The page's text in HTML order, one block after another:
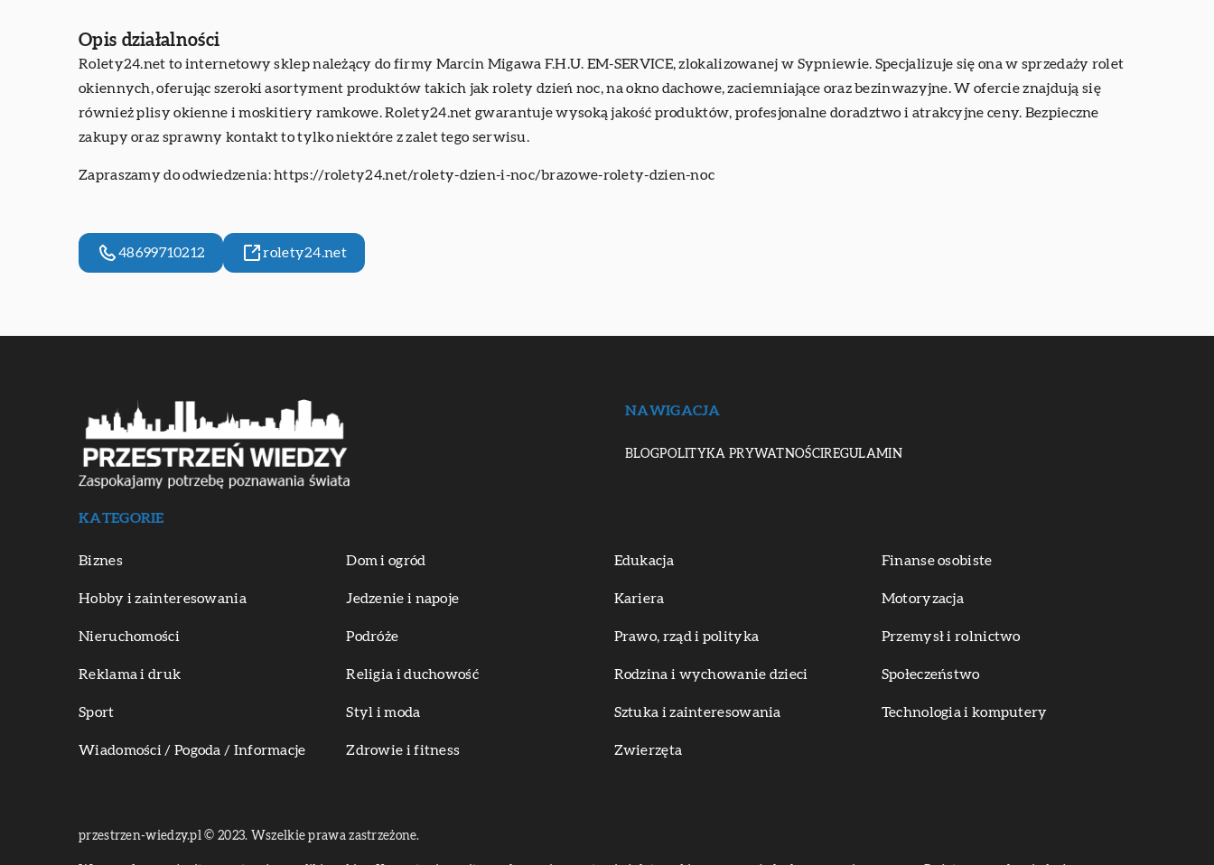
Opis działalności
Rolety24.net to internetowy sklep należący do firmy Marcin Migawa F.H.U. EM-SERVICE, zlokalizowanej w Sypniewie. Specjalizuje się ona w sprzedaży rolet
okiennych, oferując szeroki asortyment produktów takich jak rolety dzień noc, na okno dachowe, zaciemniające oraz bezinwazyjne. W ofercie znajdują się
również plisy okienne i moskitiery ramkowe. Rolety24.net gwarantuje wysoką jakość produktów, profesjonalne doradztwo i atrakcyjne ceny. Bezpieczne
zakupy oraz sprawny kontakt to tylko niektóre z zalet tego serwisu.
Zapraszamy do odwiedzenia:https://rolety24.net/rolety-dzien-i-noc/brazowe-rolety-dzien-noc
48699710212 rolety24.net
NAWIGACJA
BLOGPOLITYKA PRYWATNOŚCIREGULAMIN
KATEGORIE
Biznes Dom i ogród Edukacja Finanse osobiste
Hobby i zainteresowania Jedzenie i napoje Kariera Motoryzacja
Nieruchomości Podróże Prawo, rząd i polityka Przemysł i rolnictwo
Reklama i druk Religia i duchowość Rodzina i wychowanie dzieci Społeczeństwo
Sport Styl i moda Sztuka i zainteresowania Technologia i komputery
Wiadomości / Pogoda / Informacje Zdrowie i fitness Zwierzęta
przestrzen-wiedzy.pl © 2023. Wszelkie prawa zastrzeżone.